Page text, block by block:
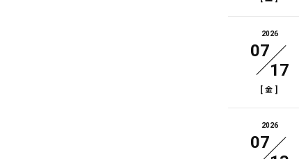
2026
07
17
[金 ]
2026
07